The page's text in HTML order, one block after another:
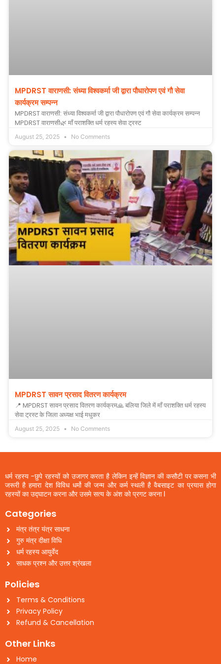
MPDRST वाराणसी: संध्या विश्वकर्मा जी द्वारा पौधारोपण एवं गौ सेवा
कार्यक्रम सम्पन्न
MPDRST वाराणसी: संध्या विश्वकर्मा जी द्वारा पौधारोपण एवं गौ सेवा कार्यक्रम सम्पन्न
MPDRST वाराणसी🌿 माँ पराशक्ति धर्म रहस्य सेवा ट्रस्ट
August 25, 2025 No Comments
MPDRST सावन प्रसाद वितरण कार्यक्रम
📍 MPDRST सावन प्रसाद वितरण कार्यक्रम🙏 बलिया जिले में माँ पराशक्ति धर्म रहस्य
सेवा ट्रस्ट के जिला अध्यक्ष भाई मधुकर
August 25, 2025 No Comments
धर्म रहस्य -छुपे रहस्यों को उजागर करता है लेकिन इन्हें विज्ञान की कसौटी पर कसना भी
जरूरी है हमारा देश विविध धर्मो की जन्म और कर्म स्थली है वैबसाइट का प्रयास होगा
रहस्यों का उद्घाटन करना और उसमे सत्य के अंश को प्रगट करना l
Categories
मंत्र तंत्र यंत्र साधना
गुरु मंत्र दीक्षा विधि
धर्म रहस्य आयुर्वेद
साधक प्रश्न और उत्तर श्रंखला
Policies
Terms & Conditions
Privacy Policy
Refund & Cancellation
Other Links
Home